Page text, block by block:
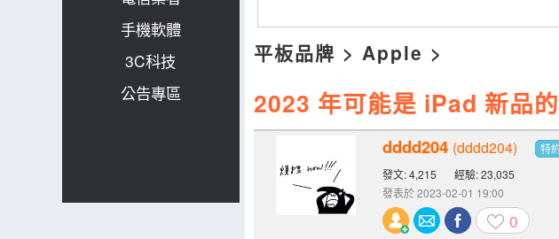
手機軟體
3C科技
公告專區
平板品牌 > Apple >
2023 年可能是 iPad 新品
dddd204 (dddd204)
特
發文: 4,215
經驗: 23,035
發表於 2023-02-01 19:00
0